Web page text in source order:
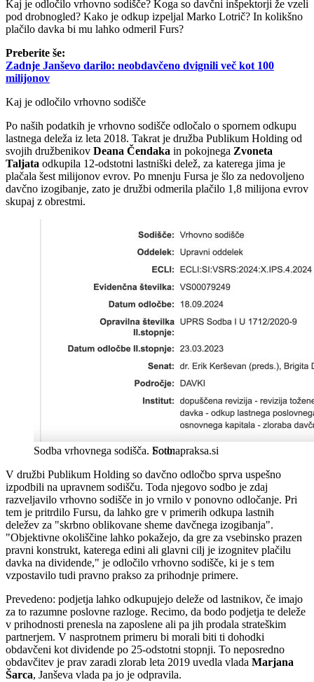
Kaj je odločilo vrhovno sodišče? Koga so davčni inšpektorji že vzeli
pod drobnogled? Kako je odkup izpeljal Marko Lotrič? In kolikšno
plačilo davka bi mu lahko odmeril Furs?
Preberite še:
Zadnje Janševo darilo: neobdavčeno dvignili več kot 100
milijonov
Kaj je odločilo vrhovno sodišče
Po naših podatkih je vrhovno sodišče odločalo o spornem odkupu
lastnega deleža iz leta 2018. Takrat je družba Publikum Holding od
svojih družbenikov Deana Čendaka in pokojnega Zvoneta
Taljata odkupila 12-odstotni lastniški delež, za katerega jima je
plačala šest milijonov evrov. Po mnenju Fursa je šlo za nedovoljeno
davčno izogibanje, zato je družbi odmerila plačilo 1,8 milijona evrov
skupaj z obrestmi.
Sodba vrhovnega sodišča. Sodnapraksa.si
V družbi Publikum Holding so davčno odločbo sprva uspešno
izpodbili na upravnem sodišču. Toda njegovo sodbo je zdaj
razveljavilo vrhovno sodišče in jo vrnilo v ponovno odločanje. Pri
tem je pritrdilo Fursu, da lahko gre v primerih odkupa lastnih
deležev za "skrbno oblikovane sheme davčnega izogibanja".
"Objektivne okoliščine lahko pokažejo, da gre za vsebinsko prazen
pravni konstrukt, katerega edini ali glavni cilj je izognitev plačilu
davka na dividende," je odločilo vrhovno sodišče, ki je s tem
vzpostavilo tudi pravno prakso za prihodnje primere.
Prevedeno: podjetja lahko odkupujejo deleže od lastnikov, če imajo
za to razumne poslovne razloge. Recimo, da bodo podjetja te deleže
v prihodnosti prenesla na zaposlene ali pa jih prodala strateškim
partnerjem. V nasprotnem primeru bi morali biti ti dohodki
obdavčeni kot dividende po 25-odstotni stopnji. To neposredno
obdavčitev je prav zaradi zlorab leta 2019 uvedla vlada Marjana
Šarca, Janševa vlada pa jo je odpravila.